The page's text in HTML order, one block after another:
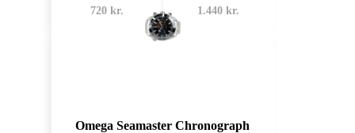
720 kr.
1.440 kr.
Omega Seamaster Chronograph